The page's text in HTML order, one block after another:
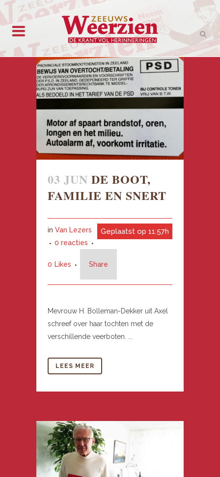
03 JUN DE BOOT,
FAMILIE EN SNERT
Geplaatst op 11:57h
in Van Lezers
0 reacties
0 Likes Share
Mevrouw H. Bolleman-Dekker uit Axel
schreef over haar tochten met de
verschillende veerboten. ...
LEES MEER